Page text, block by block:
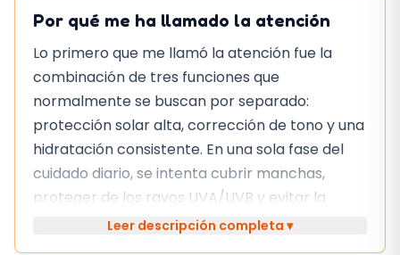
Por qué me ha llamado la atención
Lo primero que me llamó la atención fue la
combinación de tres funciones que
normalmente se buscan por separado:
protección solar alta, corrección de tono y una
hidratación consistente. En una sola fase del
cuidado diario, se intenta cubrir manchas,
proteger de los rayos UVA/UVB y evitar la
sensación de sequedad que a veces deja una
Leer descripción completa ▾